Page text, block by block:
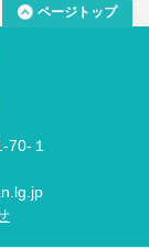
ページトップ
70-１